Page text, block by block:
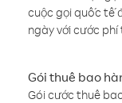
cuộc gọi quốc tế
ngày với cước
Gói thuê bao
Gói cước thuê